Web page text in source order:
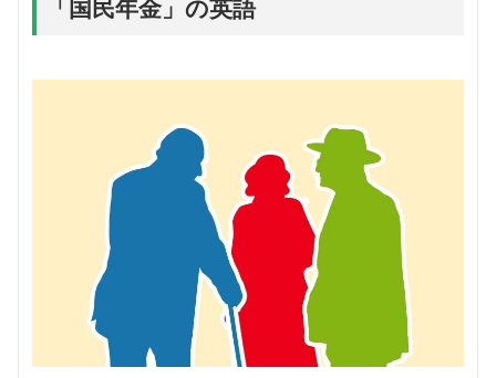
「国民年金」の英語